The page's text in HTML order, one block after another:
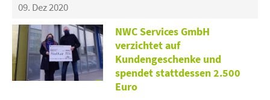
09. Dez 2020
NWC Services GmbH
verzichtet auf
Kundengeschenke und
spendet stattdessen 2.500
Euro